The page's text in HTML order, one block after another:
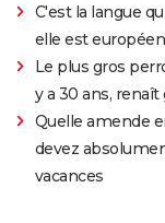
C'est la langue
elle est
Le plus gros
y a 30 ans, renaît
Quelle amende
devez
vacances